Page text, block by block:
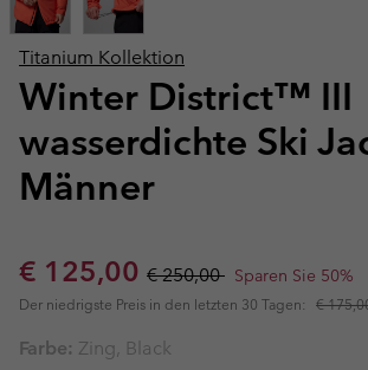
Titanium Kollektion
Winter District™ III
wasserdichte Ski
Männer
Sale price:
€ 125,00 Regular price:
€ 250,00 Sparen Sie 50%
Der niedrigste Preis in den letzten 30 Tagen: €
Farbe: Zing, Black